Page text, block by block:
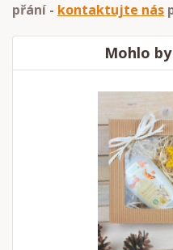
přání - kontaktujte nás
Mohlo